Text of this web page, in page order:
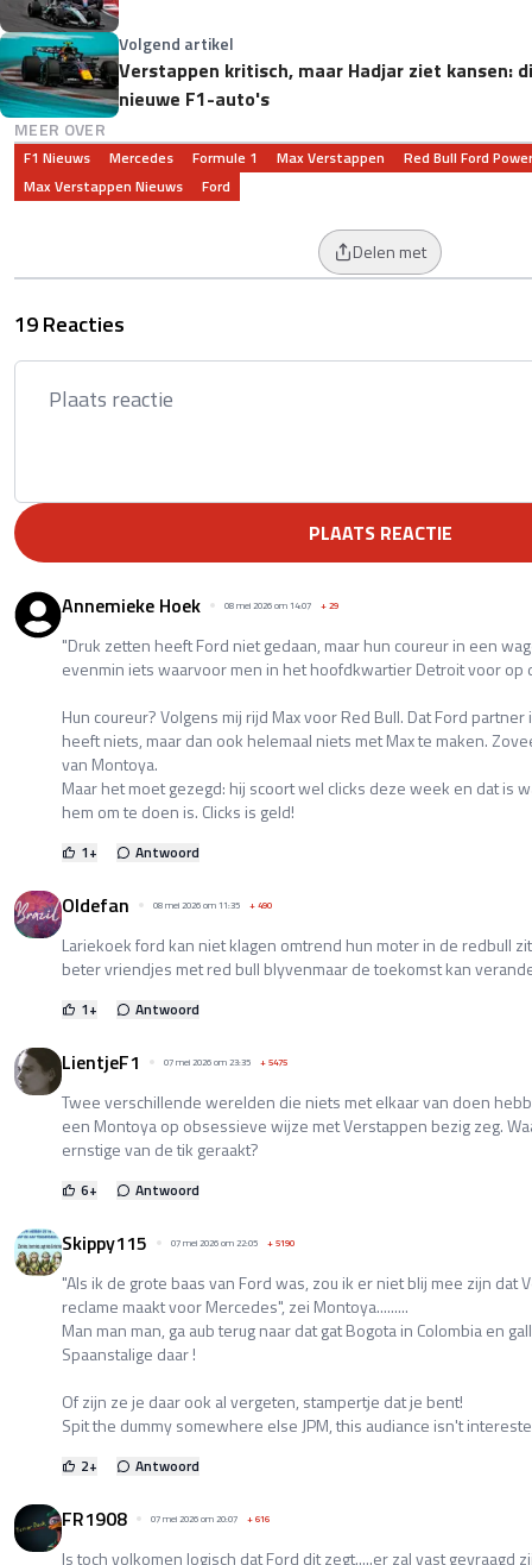
Volgend artikel
Verstappen kritisch, maar Hadjar ziet kansen:
nieuwe F1-auto's
MEER OVER
F1 Nieuws Mercedes Formule 1 Max Verstappen
Red Bull Ford
Max Verstappen Nieuws
Ford
Delen met
19 Reacties
PLAATS REACTIE
Annemieke Hoek 08 mei 2026 om 14:07 +29
"Druk zetten heeft Ford niet gedaan, maar hun coureur in een
evenmin iets waarvoor men in het hoofdkwartier Detroit voor op
Hun coureur? Volgens mij rijd Max voor Red Bull. Dat Ford
heeft niets, maar dan ook helemaal niets met Max te maken.
van Montoya.
Maar het moet gezegd: hij scoort wel clicks deze week en dat is
hem om te doen is. Clicks is geld!
1+ Antwoord
Oldefan 08 mei 2026 om 11:35 +490
Lariekoek ford kan niet klagen omtrend hun moter in de redbull
beter vriendjes met red bull blyvenmaar de toekomst kan
1+ Antwoord
LientjeF1 07 mei 2026 om 23:35 +5475
Twee verschillende werelden die niets met elkaar van doen
een Montoya op obsessieve wijze met Verstappen bezig zeg.
ernstige van de tik geraakt?
6+ Antwoord
Skippy115 07 mei 2026 om 22:05 +5190
"Als ik de grote baas van Ford was, zou ik er niet blij mee zijn dat
reclame maakt voor Mercedes", zei Montoya.........
Man man man, ga aub terug naar dat gat Bogota in Colombia en
Spaanstalige daar !
Of zijn ze je daar ook al vergeten, stampertje dat je bent!
Spit the dummy somewhere else JPM, this audiance isn't
2+ Antwoord
FR1908 07 mei 2026 om 20:07 +616
Is toch volkomen logisch dat Ford dit zegt.....er zal vast gevraagd